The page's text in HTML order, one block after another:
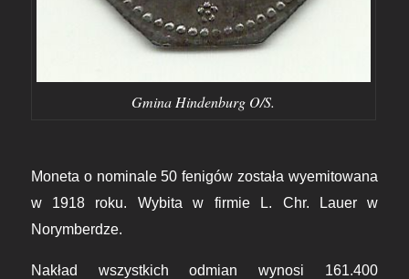
Gmina Hindenburg O/S.
Moneta o nominale 50 fenigów została wyemitowana
w 1918 roku. Wybita w firmie L. Chr. Lauer w
Norymberdze.
Nakład wszystkich odmian wynosi 161.400